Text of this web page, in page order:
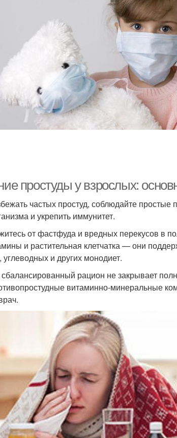
простуды у взрослых:
частых простуд, соблюдайте простые
и укрепить иммунитет.
от фастфуда и вредных перекусов в
и растительная клетчатка — они
и других монодиет.
рацион не закрывает
витаминно-минеральные